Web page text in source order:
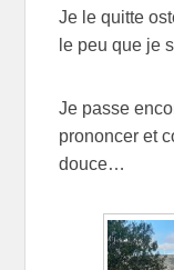
Je le quitte
le peu que je
Je passe
prononcer et
douce…